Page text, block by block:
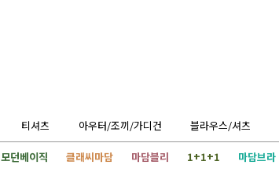
티셔츠 아우터/조끼/가디건 블라우스/셔츠
모던베이직 클래씨마담 마담블리 1+1+1 마담브라